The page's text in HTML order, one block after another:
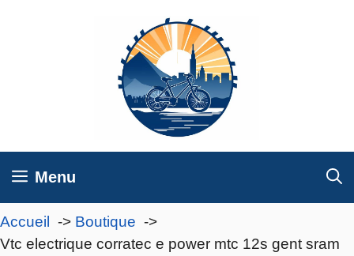
Menu
Accueil
Boutique
Vtc electrique corratec e power mtc 12s gent sram